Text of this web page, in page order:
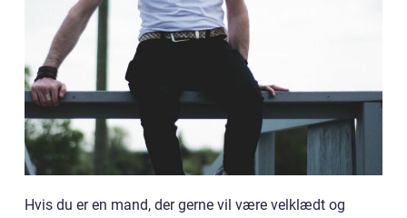
Hvis du er en mand, der gerne vil være velklædt og